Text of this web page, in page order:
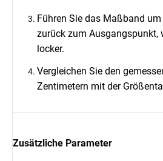
Führen Sie das Maßband
zurück zum Ausgangspunkt,
locker.
Vergleichen Sie den
Zentimetern mit der
Zusätzliche Parameter